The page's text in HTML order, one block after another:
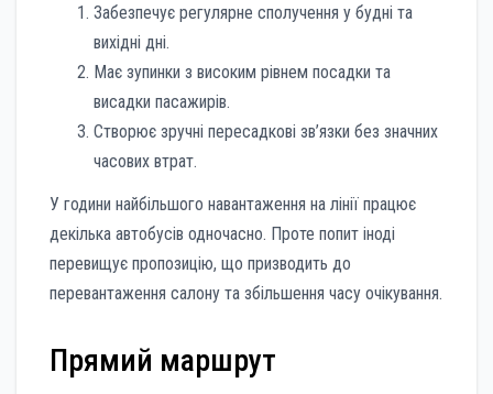
Забезпечує регулярне сполучення у будні та
вихідні дні.
Має зупинки з високим рівнем посадки та
висадки пасажирів.
Створює зручні пересадкові зв’язки без значних
часових втрат.
У години найбільшого навантаження на лінії працює
декілька автобусів одночасно. Проте попит іноді
перевищує пропозицію, що призводить до
перевантаження салону та збільшення часу очікування.
Прямий маршрут